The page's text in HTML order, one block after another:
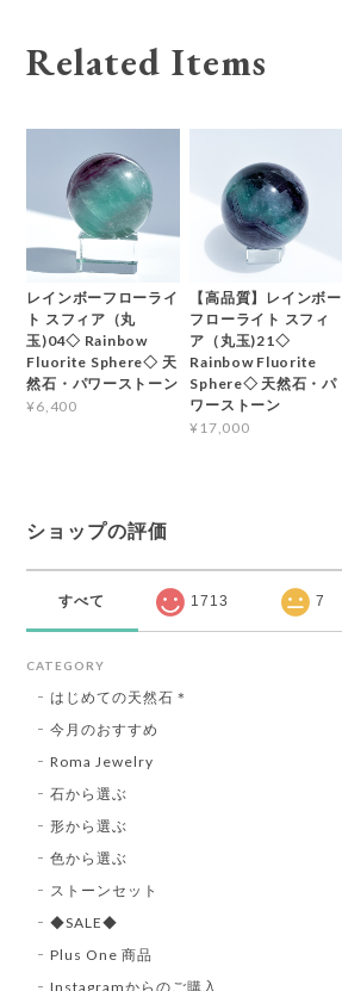
Related Items
レインボーフローライ
ト スフィア（丸
玉)04◇ Rainbow
Fluorite Sphere◇ 天
然石・パワーストーン
¥6,400
【高品質】レインボー
フローライト スフィ
ア（丸玉)21◇
Rainbow Fluorite
Sphere◇ 天然石・パ
ワーストーン
¥17,000
ショップの評価
すべて 1713 7
CATEGORY
はじめての天然石＊
今月のおすすめ
Roma Jewelry
石から選ぶ
形から選ぶ
色から選ぶ
ストーンセット
◆SALE◆
Plus One 商品
Instagramからのご購入